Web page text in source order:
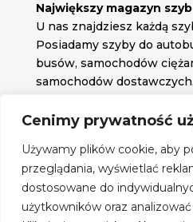
Cenimy prywatność
Używamy plików cookie, aby
przeglądania, wyświetlać
dostosowane do
użytkowników oraz
Największy magazyn szyb
U nas znajdziesz każdą
Posiadamy szyby do
busów, samochodów
samochodów
potrzebujesz.
Znajdź nas na: 
Obserwuj nas na:
Regulamin zakupów